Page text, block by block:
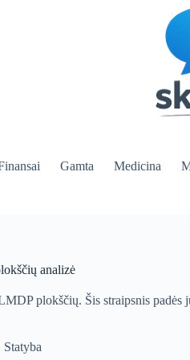
Gamta Medicina
analizė
plokščių. Šis straipsnis padės
Statyba